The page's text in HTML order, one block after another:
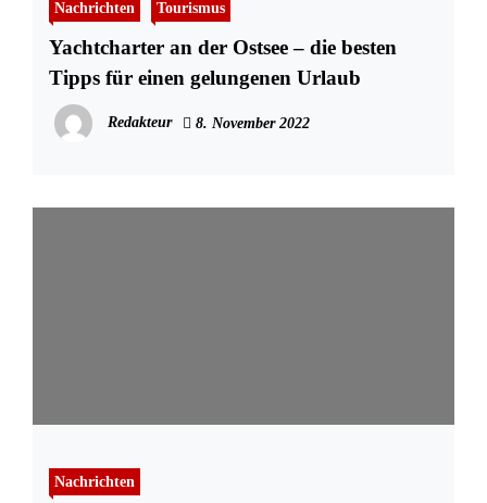
Nachrichten Tourismus
Yachtcharter an der Ostsee – die besten
Tipps für einen gelungenen Urlaub
Redakteur 8. November 2022
Nachrichten